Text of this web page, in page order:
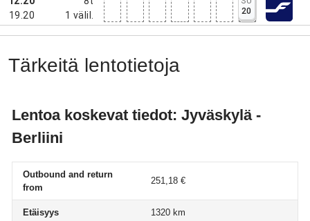
19.20
1 välil.
20
Tärkeitä lentotietoja
Lentoa koskevat tiedot: Jyväskylä -
Berliini
Outbound and return
from
251,18 €
Etäisyys 1320 km